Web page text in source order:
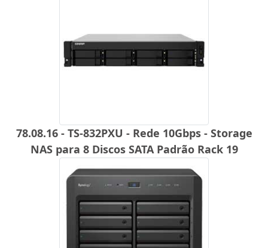
78.08.16 - TS-832PXU - Rede 10Gbps - Storage
NAS para 8 Discos SATA Padrão Rack 19